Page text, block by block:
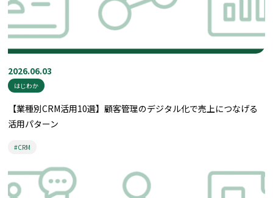
2026.06.03
はじわか
【業種別CRM活用10選】顧客管理のデジタル化で売上につなげる
活用パターン
#CRM